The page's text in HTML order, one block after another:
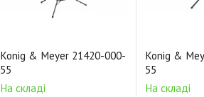
Konig & Meyer 21420-000-
55
На складі
Konig &
55
На складі